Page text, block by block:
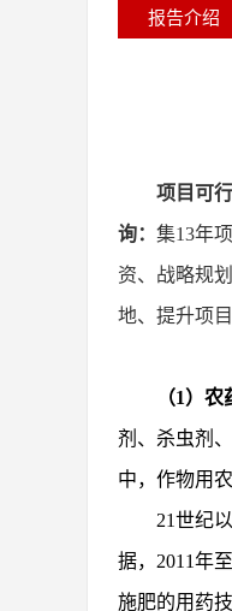
报告介绍
项目可
询： 集13年
资、战略规
地、提升项
（1）农
剂、杀虫剂
中，作物用
21世纪
据，2011年
施肥的用药